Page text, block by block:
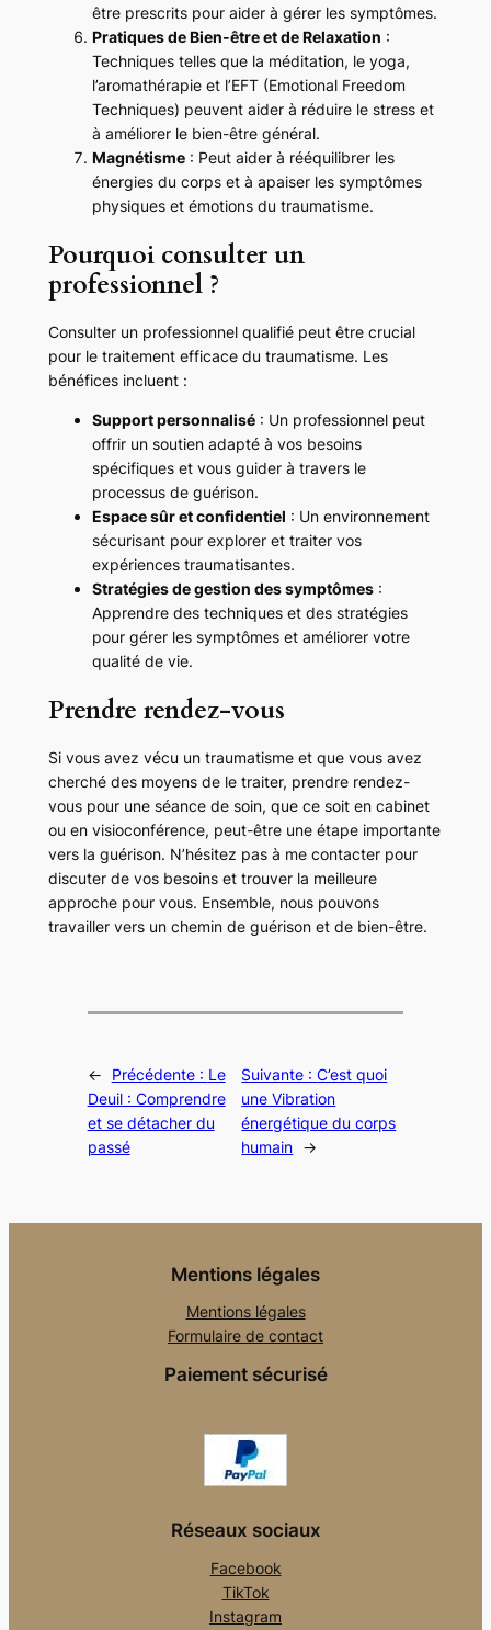
être prescrits pour aider à gérer les symptômes.
Pratiques de Bien-être et de Relaxation :
Techniques telles que la méditation, le yoga,
l’aromathérapie et l’EFT (Emotional Freedom
Techniques) peuvent aider à réduire le stress et
à améliorer le bien-être général.
Magnétisme: Peut aider à rééquilibrer les
énergies du corps et à apaiser les symptômes
physiques et émotions du traumatisme.
Pourquoi consulter un
professionnel ?
Consulter un professionnel qualifié peut être crucial
pour le traitement efficace du traumatisme. Les
bénéfices incluent :
Support personnalisé: Un professionnel peut
offrir un soutien adapté à vos besoins
spécifiques et vous guider à travers le
processus de guérison.
Espace sûr et confidentiel : Un environnement
sécurisant pour explorer et traiter vos
expériences traumatisantes.
Stratégies de gestion des symptômes:
Apprendre des techniques et des stratégies
pour gérer les symptômes et améliorer votre
qualité de vie.
Prendre rendez-vous
Si vous avez vécu un traumatisme et que vous avez
cherché des moyens de le traiter, prendre rendez-
vous pour une séance de soin, que ce soit en cabinet
ou en visioconférence, peut-être une étape importante
vers la guérison. N’hésitez pas à me contacter pour
discuter de vos besoins et trouver la meilleure
approche pour vous. Ensemble, nous pouvons
travailler vers un chemin de guérison et de bien-être.
← Précédente : Le
Deuil : Comprendre
et se détacher du
passé
Suivante :C’est quoi
une Vibration
énergétique du corps
humain →
Mentions légales
Mentions légales
Formulaire de contact
Paiement sécurisé
Réseaux sociaux
Facebook
TikTok
Instagram